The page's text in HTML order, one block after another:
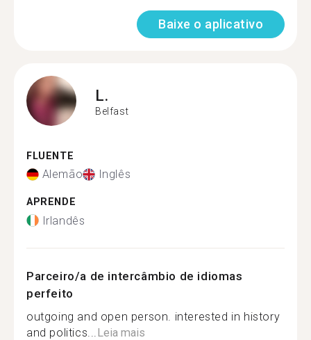
Baixe o aplicativo
L.
Belfast
FLUENTE
Alemão Inglês
APRENDE
Irlandês
Parceiro/a de intercâmbio de idiomas
perfeito
outgoing and open person. interested in history
and politics... Leia mais